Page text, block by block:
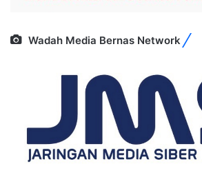
Wadah Media Bernas Network